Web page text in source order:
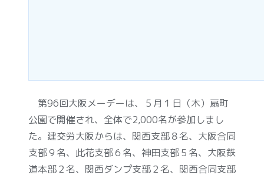
第96回大阪メーデーは、５月１日（木）扇町
公園で開催され、全体で2,000名が参加しまし
た。建交労大阪からは、関西支部８名、大阪合同
支部９名、此花支部６名、神田支部５名、大阪鉄
道本部２名、関西ダンプ支部２名、関西合同支部